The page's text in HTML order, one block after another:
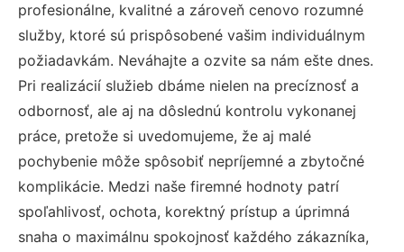
profesionálne, kvalitné a zároveň cenovo rozumné
služby, ktoré sú prispôsobené vašim individuálnym
požiadavkám. Neváhajte a ozvite sa nám ešte dnes.
Pri realizácií služieb dbáme nielen na precíznosť a
odbornosť, ale aj na dôslednú kontrolu vykonanej
práce, pretože si uvedomujeme, že aj malé
pochybenie môže spôsobiť nepríjemné a zbytočné
komplikácie. Medzi naše firemné hodnoty patrí
spoľahlivosť, ochota, korektný prístup a úprimná
snaha o maximálnu spokojnosť každého zákazníka,